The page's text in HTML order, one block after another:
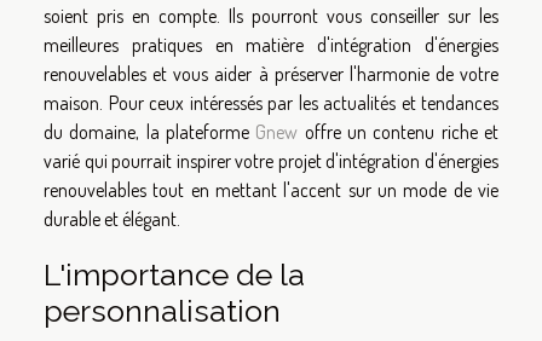
soient pris en compte. Ils pourront vous conseiller sur les
meilleures pratiques en matière d'intégration d'énergies
renouvelables et vous aider à préserver l'harmonie de votre
maison. Pour ceux intéressés par les actualités et tendances
du domaine, la plateforme Gnew offre un contenu riche et
varié qui pourrait inspirer votre projet d'intégration d'énergies
renouvelables tout en mettant l'accent sur un mode de vie
durable et élégant.
L'importance de la
personnalisation